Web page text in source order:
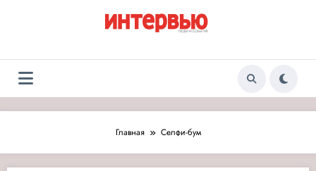
Журнал «Интервью:
Люди и события»
Люди и события
Главная Селфи-бум